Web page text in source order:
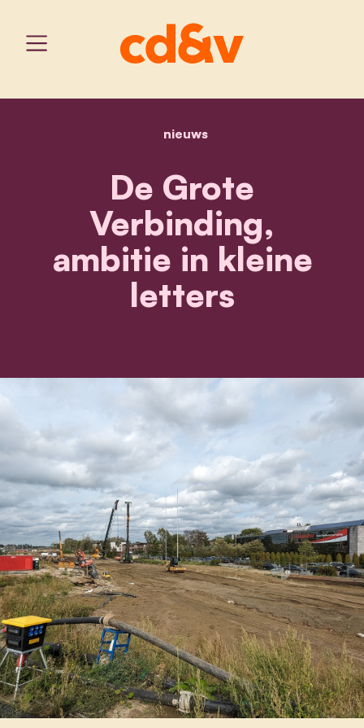
home
nieuwsde grote verbinding,
De Grote
Verbinding,
ambitie in kleine
letters